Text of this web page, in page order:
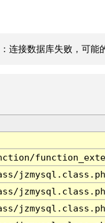
连接数据库失败，可能